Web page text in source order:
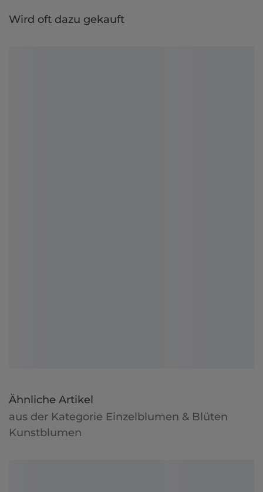
Wird oft dazu gekauft
Ähnliche Artikel
aus der Kategorie Einzelblumen & Blüten
Kunstblumen